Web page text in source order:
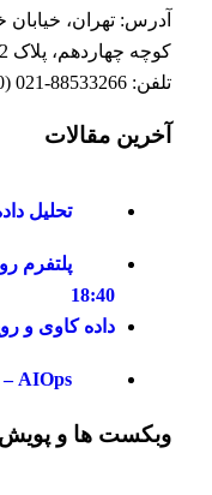
آدرس: تهران، خیابان
کوچه چهاردهم، پلاک 22
تلفن: 88533266-021 (10 خط)
آخرین مقالات
تحلیل
پلتفرم
18:40
داده کاوی و
AIOps – مقدمات
وبکست ها و